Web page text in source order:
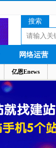
搜索
亿恩Enews
网络运营